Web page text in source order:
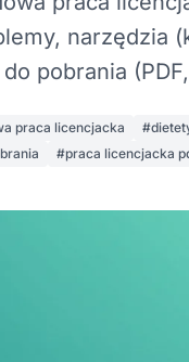
narzędzia
pobrania
praca licencjacka
#praca licencjacka